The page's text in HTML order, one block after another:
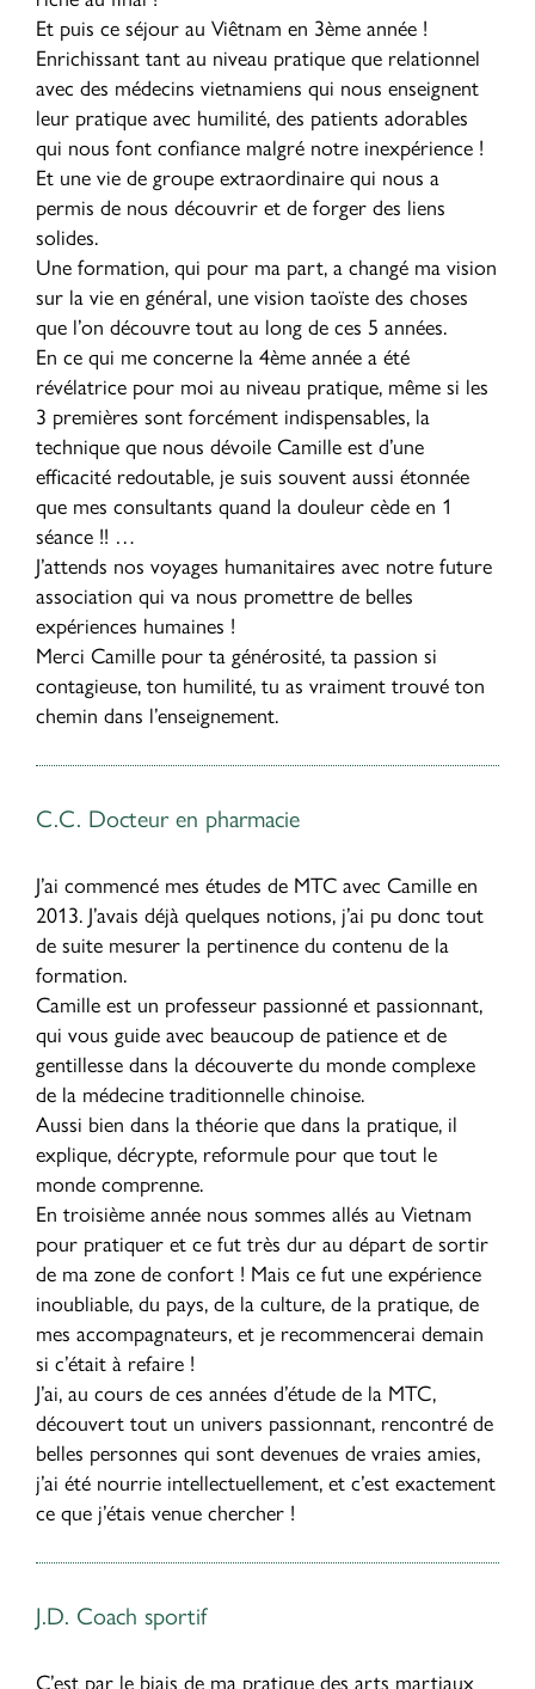
Et puis ce séjour au Viêtnam en 3ème année !
Enrichissant tant au niveau pratique que relationnel
avec des médecins vietnamiens qui nous enseignent
leur pratique avec humilité, des patients adorables
qui nous font confiance malgré notre inexpérience !
Et une vie de groupe extraordinaire qui nous a
permis de nous découvrir et de forger des liens
solides.
Une formation, qui pour ma part, a changé ma vision
sur la vie en général, une vision taoïste des choses
que l’on découvre tout au long de ces 5 années.
En ce qui me concerne la 4ème année a été
révélatrice pour moi au niveau pratique, même si les
3 premières sont forcément indispensables, la
technique que nous dévoile Camille est d’une
efficacité redoutable, je suis souvent aussi étonnée
que mes consultants quand la douleur cède en 1
séance !! …
J’attends nos voyages humanitaires avec notre future
association qui va nous promettre de belles
expériences humaines !
Merci Camille pour ta générosité, ta passion si
contagieuse, ton humilité, tu as vraiment trouvé ton
chemin dans l’enseignement.
C.C. Docteur en pharmacie
J’ai commencé mes études de MTC avec Camille en
2013. J’avais déjà quelques notions, j’ai pu donc tout
de suite mesurer la pertinence du contenu de la
formation.
Camille est un professeur passionné et passionnant,
qui vous guide avec beaucoup de patience et de
gentillesse dans la découverte du monde complexe
de la médecine traditionnelle chinoise.
Aussi bien dans la théorie que dans la pratique, il
explique, décrypte, reformule pour que tout le
monde comprenne.
En troisième année nous sommes allés au Vietnam
pour pratiquer et ce fut très dur au départ de sortir
de ma zone de confort ! Mais ce fut une expérience
inoubliable, du pays, de la culture, de la pratique, de
mes accompagnateurs, et je recommencerai demain
si c’était à refaire !
J’ai, au cours de ces années d’étude de la MTC,
découvert tout un univers passionnant, rencontré de
belles personnes qui sont devenues de vraies amies,
j’ai été nourrie intellectuellement, et c’est exactement
ce que j’étais venue chercher !
J.D. Coach sportif
C’est par le biais de ma pratique des arts martiaux